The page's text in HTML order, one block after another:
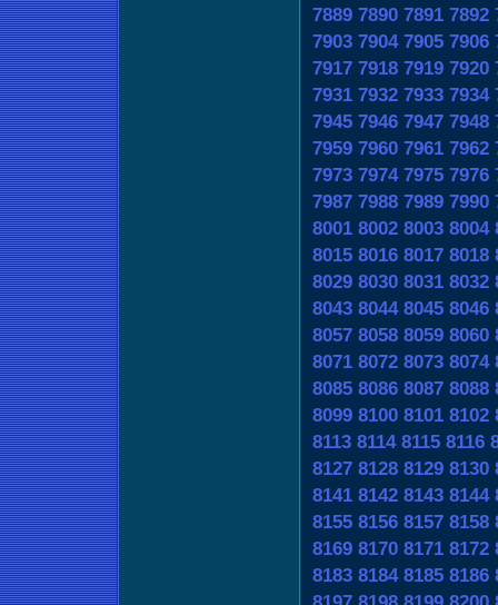
7889 7890 7891 7892
7903 7904 7905 7906
7917 7918 7919 7920
7931 7932 7933 7934
7945 7946 7947 7948
7959 7960 7961 7962
7973 7974 7975 7976
7987 7988 7989 7990
8001 8002 8003 8004
8015 8016 8017 8018
8029 8030 8031 8032
8043 8044 8045 8046
8057 8058 8059 8060
8071 8072 8073 8074
8085 8086 8087 8088
8099 8100 8101 8102
8113 8114 8115 8116
8127 8128 8129 8130
8141 8142 8143 8144
8155 8156 8157 8158
8169 8170 8171 8172
8183 8184 8185 8186